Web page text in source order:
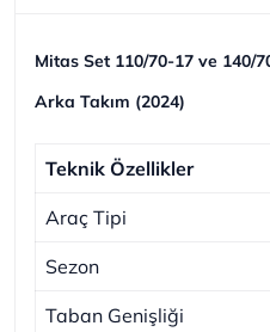
Mitas Set 110/70-17 ve 140/
Arka Takım (2024)
Teknik Özellikler
Araç Tipi
Sezon
Taban Genişliği